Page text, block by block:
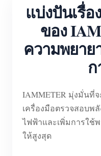
มิเตอร์พลังงาน
มิเตอร์พลังงาน
มิเตอร์พลังงาน
ตัวควบคุมกำลั
บริการโฮสต์ด้
เครื่องชาร์จ EV
แบ่งปันเรื่อ
ของ
ความพยาย
IAMMETER มุ่งมั่นที่
เครื่องมือตรวจสอบพ
ไฟฟ้าและเพิ่มการใช้
ให้สูงสุด